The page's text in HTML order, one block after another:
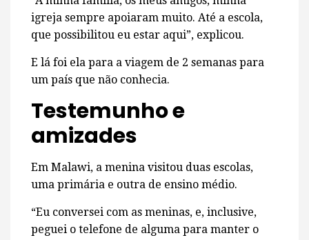
igreja sempre apoiaram muito. Até a escola,
que possibilitou eu estar aqui”, explicou.
E lá foi ela para a viagem de 2 semanas para
um país que não conhecia.
Testemunho e
amizades
Em Malawi, a menina visitou duas escolas,
uma primária e outra de ensino médio.
“Eu conversei com as meninas, e, inclusive,
peguei o telefone de alguma para manter o